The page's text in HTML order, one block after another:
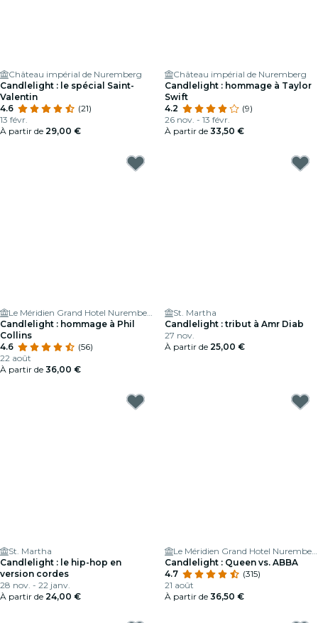
Château impérial de Nuremberg
Candlelight : le spécial Saint-
Valentin
4.6
(21)
13 févr.
À partir de 29,00 €
Château impérial de Nuremberg
Candlelight : hommage à Taylor
Swift
4.2
(9)
26 nov. - 13 févr.
À partir de 33,50 €
Le Méridien Grand Hotel Nuremberg
Candlelight : hommage à Phil
Collins
4.6
(56)
22 août
À partir de 36,00 €
St. Martha
Candlelight : tribut à Amr Diab
27 nov.
À partir de 25,00 €
St. Martha
Candlelight : le hip-hop en
version cordes
28 nov. - 22 janv.
À partir de 24,00 €
Le Méridien Grand Hotel Nuremberg
Candlelight : Queen vs. ABBA
4.7
(315)
21 août
À partir de 36,50 €